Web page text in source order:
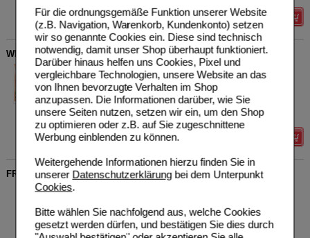
Für die ordnungsgemäße Funktion unserer Website
(z.B. Navigation, Warenkorb, Kundenkonto) setzen
wir so genannte Cookies ein. Diese sind technisch
notwendig, damit unser Shop überhaupt funktioniert.
Darüber hinaus helfen uns Cookies, Pixel und
vergleichbare Technologien, unsere Website an das
von Ihnen bevorzugte Verhalten im Shop
anzupassen. Die Informationen darüber, wie Sie
unsere Seiten nutzen, setzen wir ein, um den Shop
zu optimieren oder z.B. auf Sie zugeschnittene
Werbung einblenden zu können.
Weitergehende Informationen hierzu finden Sie in
unserer Datenschutzerklärungbei dem Unterpunkt
Cookies.
Bitte wählen Sie nachfolgend aus, welche Cookies
gesetzt werden dürfen, und bestätigen Sie dies durch
Details
WELEDA Brust-Massageöl
WELEDA AG
16019757
50ml Öl
UVP**
Unser Preis*
Sie sparen
Grundpreis
223,20 €
FREI ÖL PflegeBalsam für Schwangere
Apotheker Walter Bouhon
17550503
125ml Balsam
Unser Preis*
Sie sparen 3,67 €
Grundpreis